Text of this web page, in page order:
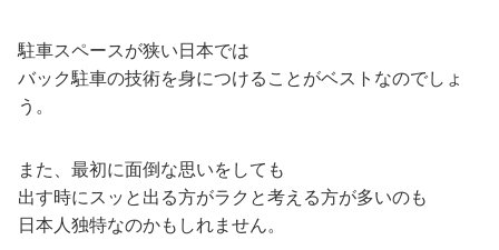
駐車スペースが狭い日本では
バック駐車の技術を身につけることがベストなのでしょ
う。
また、最初に面倒な思いをしても
出す時にスッと出る方がラクと考える方が多いのも
日本人独特なのかもしれません。